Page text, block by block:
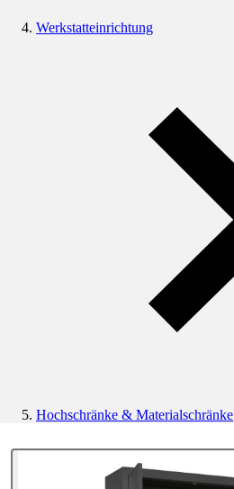
Werkstatteinrichtung
Hochschränke & Materialschränke